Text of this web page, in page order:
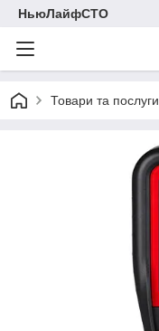
НьюЛайфСТО
Товари та послуги